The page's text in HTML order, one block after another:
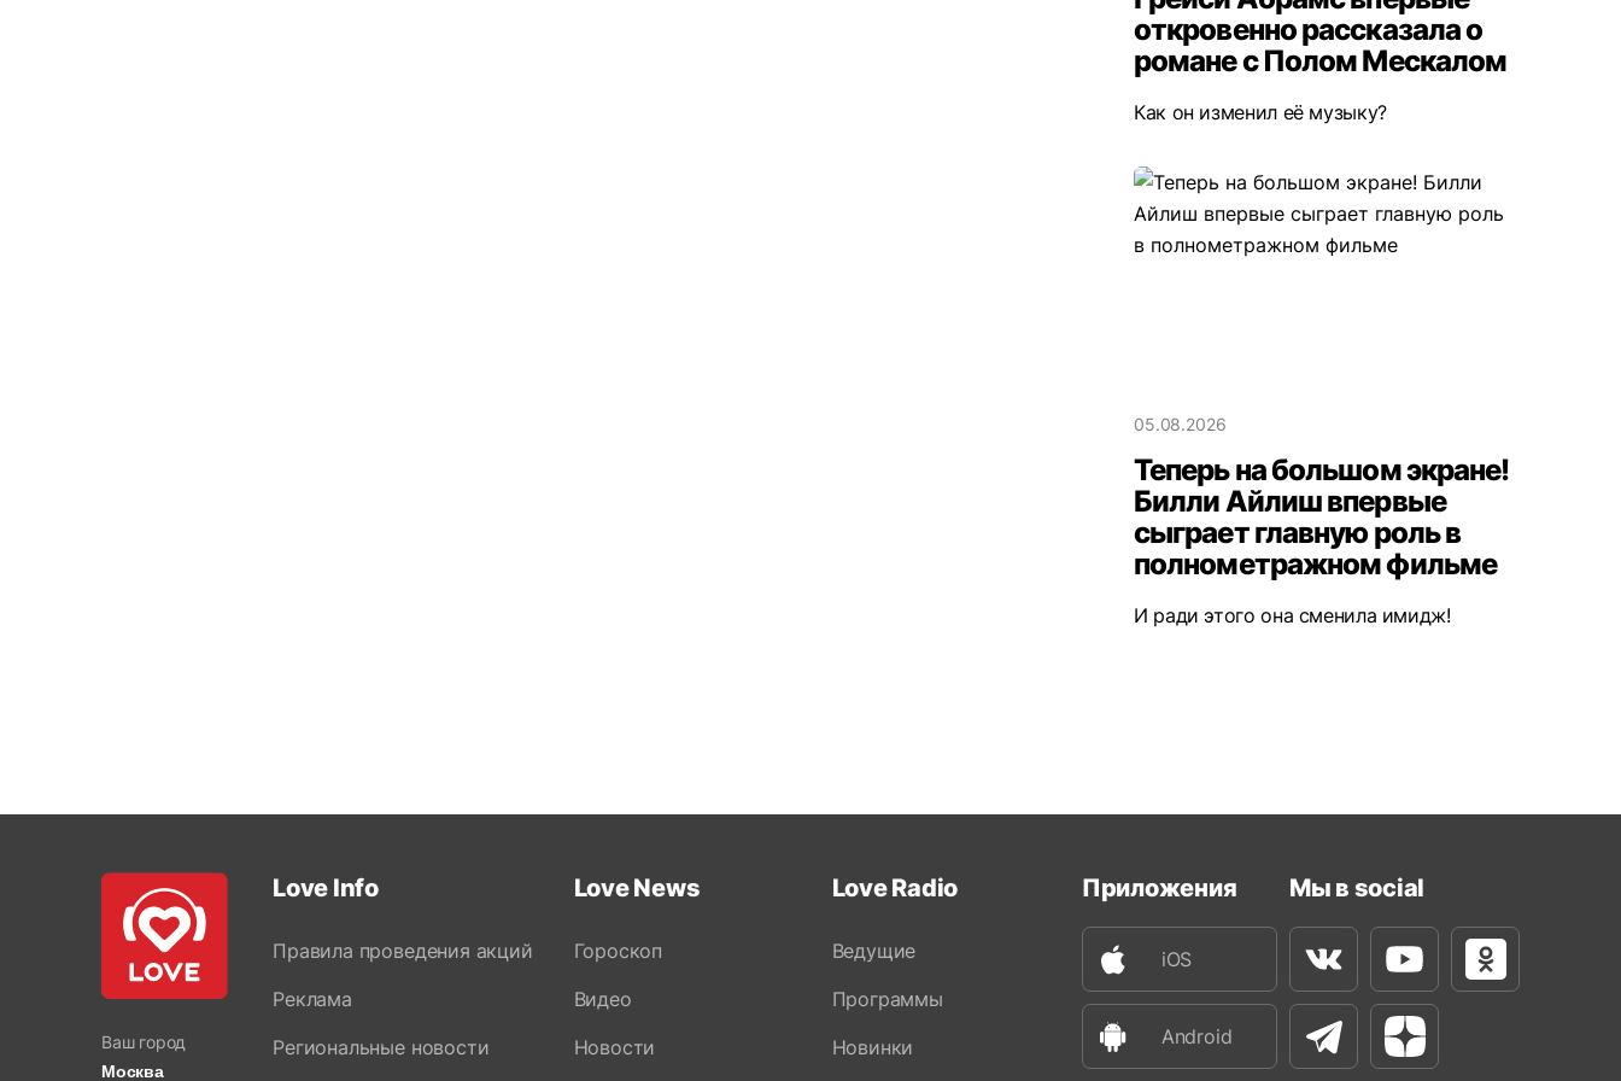
откровенно рассказала о
романе с Полом Мескалом
Как он изменил её музыку?
05.08.2026
Теперь на большом экране!
Билли Айлиш впервые
сыграет главную роль в
полнометражном фильме
И ради этого она сменила имидж!
Ваш город
Москва
Love Info
Правила проведения акций
Реклама
Региональные новости
Love News
Гороскоп
Видео
Новости
Love Radio
Ведущие
Программы
Новинки
Приложения
iOS
Android
Мы в social
ВконтактеYoutube
ТелеграмЯндекс Дзен